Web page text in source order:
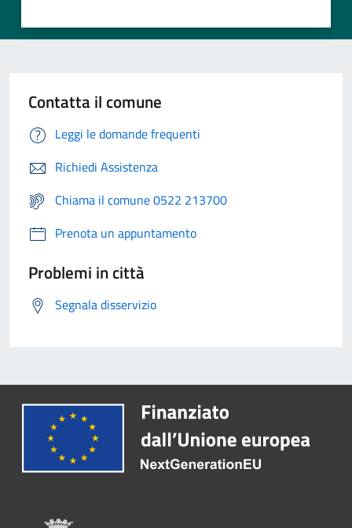
Contatta il comune
Leggi le domande frequenti
Richiedi Assistenza
Chiama il comune 0522 213700
Prenota un appuntamento
Problemi in città
Segnala disservizio